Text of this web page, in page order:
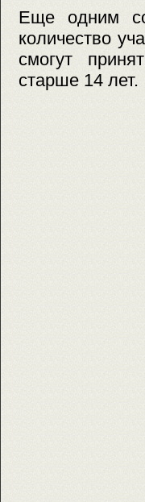
Еще одним
количество
смогут
старше 14 лет.